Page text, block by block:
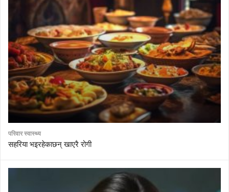
परिवार स्वास्थ्य
सहरिया भइरहेकाछन् खाएरै रोगी